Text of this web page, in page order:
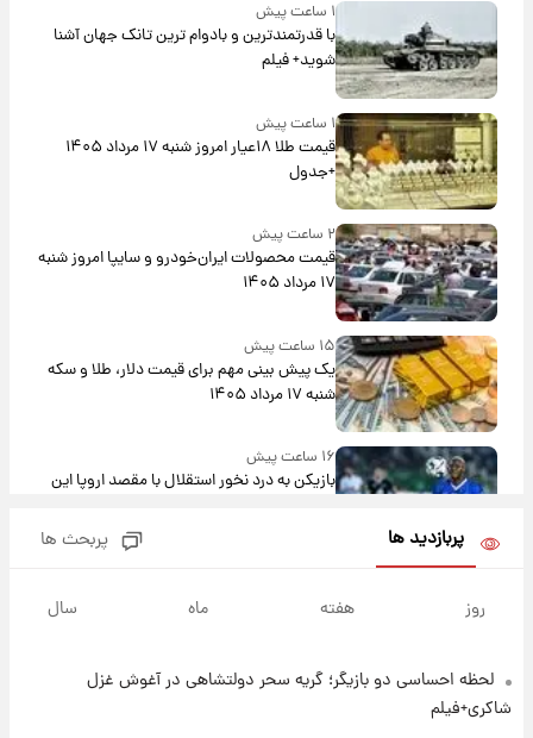
۱ ساعت پیش
با قدرتمندترین و بادوام ترین تانک جهان آشنا
شوید+ فیلم
۱ ساعت پیش
قیمت طلا ۱۸عیار امروز شنبه ۱۷ مرداد ۱۴۰۵
+جدول
۲ ساعت پیش
قیمت محصولات ایران‌خودرو و سایپا امروز شنبه
۱۷ مرداد ۱۴۰۵
۱۵ ساعت پیش
یک پیش ‌بینی مهم برای قیمت دلار، طلا و سکه
شنبه ۱۷ مرداد ۱۴۰۵
۱۶ ساعت پیش
بازیکن به درد نخور استقلال با مقصد اروپا این
باقری؛ فرماندهان شهید هوافضای ایران
۲۲ ساعت پیش
پربازدید ها پربحث ها
روز هفته ماه سال
لحظه احساسی دو بازیگر؛ گریه سحر دولتشاهی در آغوش غزل
شاکری+فیلم